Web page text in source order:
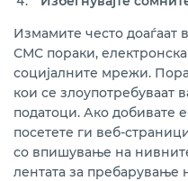
Измамите често
СМС пораки,
социјалните мрежи.
кои се злоупотребуваат
податоци. Ако добивате
посетете ги веб-
со впишување на
лентата за